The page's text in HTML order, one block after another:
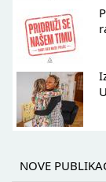
NOVE